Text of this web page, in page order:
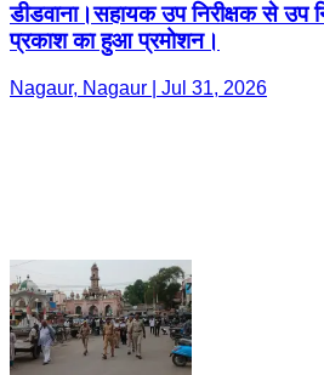
डीडवाना।सहायक उप निरीक्षक से उप
प्रकाश का हुआ प्रमोशन।
Nagaur, Nagaur | Jul 31, 2026